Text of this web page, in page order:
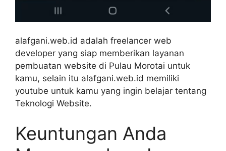
alafgani.web.id adalah freelancer web
developer yang siap memberikan layanan
pembuatan website di Pulau Morotai untuk
kamu, selain itu alafgani.web.id memiliki
youtube untuk kamu yang ingin belajar tentang
Teknologi Website.
Keuntungan Anda